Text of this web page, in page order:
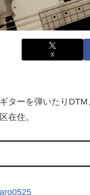
X
ターを弾いたり
在住。